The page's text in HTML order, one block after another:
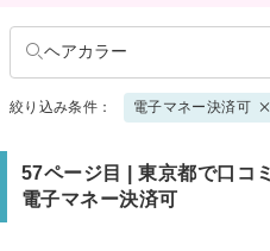
ヘアカラー
絞り込み条件： 電子マネー決済可
57ページ目 | 東京都で口コ
電子マネー決済可